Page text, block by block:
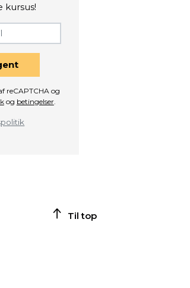
kursus!
reCAPTCHA og
og betingelser.
Til top